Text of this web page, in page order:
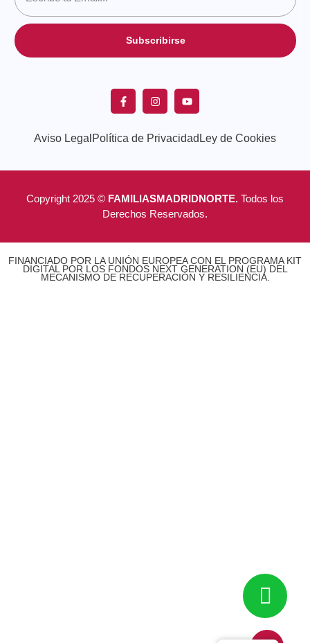
Subscribirse
Aviso Legal Política de Privacidad Ley de Cookies
Copyright 2025 © FAMILIASMADRIDNORTE. Todos los
Derechos Reservados.
FINANCIADO POR LA UNIÓN EUROPEA CON EL PROGRAMA KIT
DIGITAL POR LOS FONDOS NEXT GENERATION (EU) DEL
MECANISMO DE RECUPERACIÓN Y RESILIENCIA.